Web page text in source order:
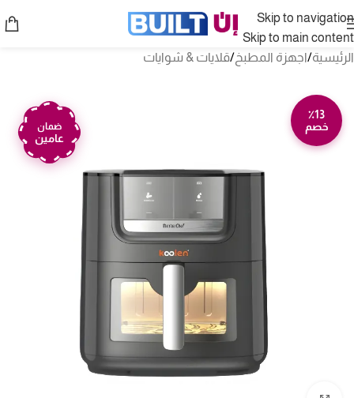
Skip to navigation
Skip to main content
الرئيسية/اجهزة المطبخ/قلايات & شوايات
٪13
خصم
ضمان
عامين